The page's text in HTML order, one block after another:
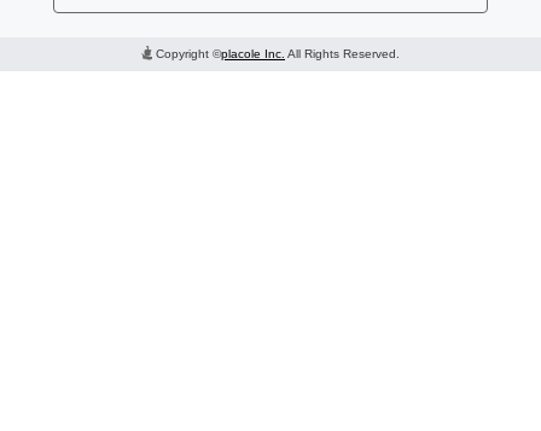
Copyright ©placole Inc. All Rights Reserved.